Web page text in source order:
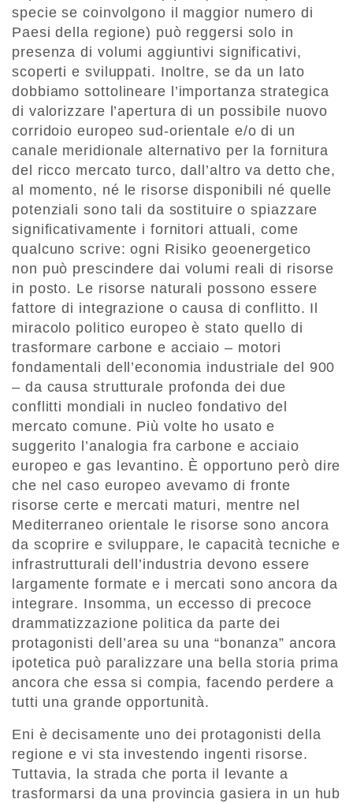
specie se coinvolgono il maggior numero di
Paesi della regione) può reggersi solo in
presenza di volumi aggiuntivi significativi,
scoperti e sviluppati. Inoltre, se da un lato
dobbiamo sottolineare l’importanza strategica
di valorizzare l’apertura di un possibile nuovo
corridoio europeo sud-orientale e/o di un
canale meridionale alternativo per la fornitura
del ricco mercato turco, dall’altro va detto che,
al momento, né le risorse disponibili né quelle
potenziali sono tali da sostituire o spiazzare
significativamente i fornitori attuali, come
qualcuno scrive: ogni Risiko geoenergetico
non può prescindere dai volumi reali di risorse
in posto. Le risorse naturali possono essere
fattore di integrazione o causa di conflitto. Il
miracolo politico europeo è stato quello di
trasformare carbone e acciaio – motori
fondamentali dell’economia industriale del 900
– da causa strutturale profonda dei due
conflitti mondiali in nucleo fondativo del
mercato comune. Più volte ho usato e
suggerito l’analogia fra carbone e acciaio
europeo e gas levantino. È opportuno però dire
che nel caso europeo avevamo di fronte
risorse certe e mercati maturi, mentre nel
Mediterraneo orientale le risorse sono ancora
da scoprire e sviluppare, le capacità tecniche e
infrastrutturali dell’industria devono essere
largamente formate e i mercati sono ancora da
integrare. Insomma, un eccesso di precoce
drammatizzazione politica da parte dei
protagonisti dell’area su una “bonanza” ancora
ipotetica può paralizzare una bella storia prima
ancora che essa si compia, facendo perdere a
tutti una grande opportunità.
Eni è decisamente uno dei protagonisti della
regione e vi sta investendo ingenti risorse.
Tuttavia, la strada che porta il levante a
trasformarsi da una provincia gasiera in un hub